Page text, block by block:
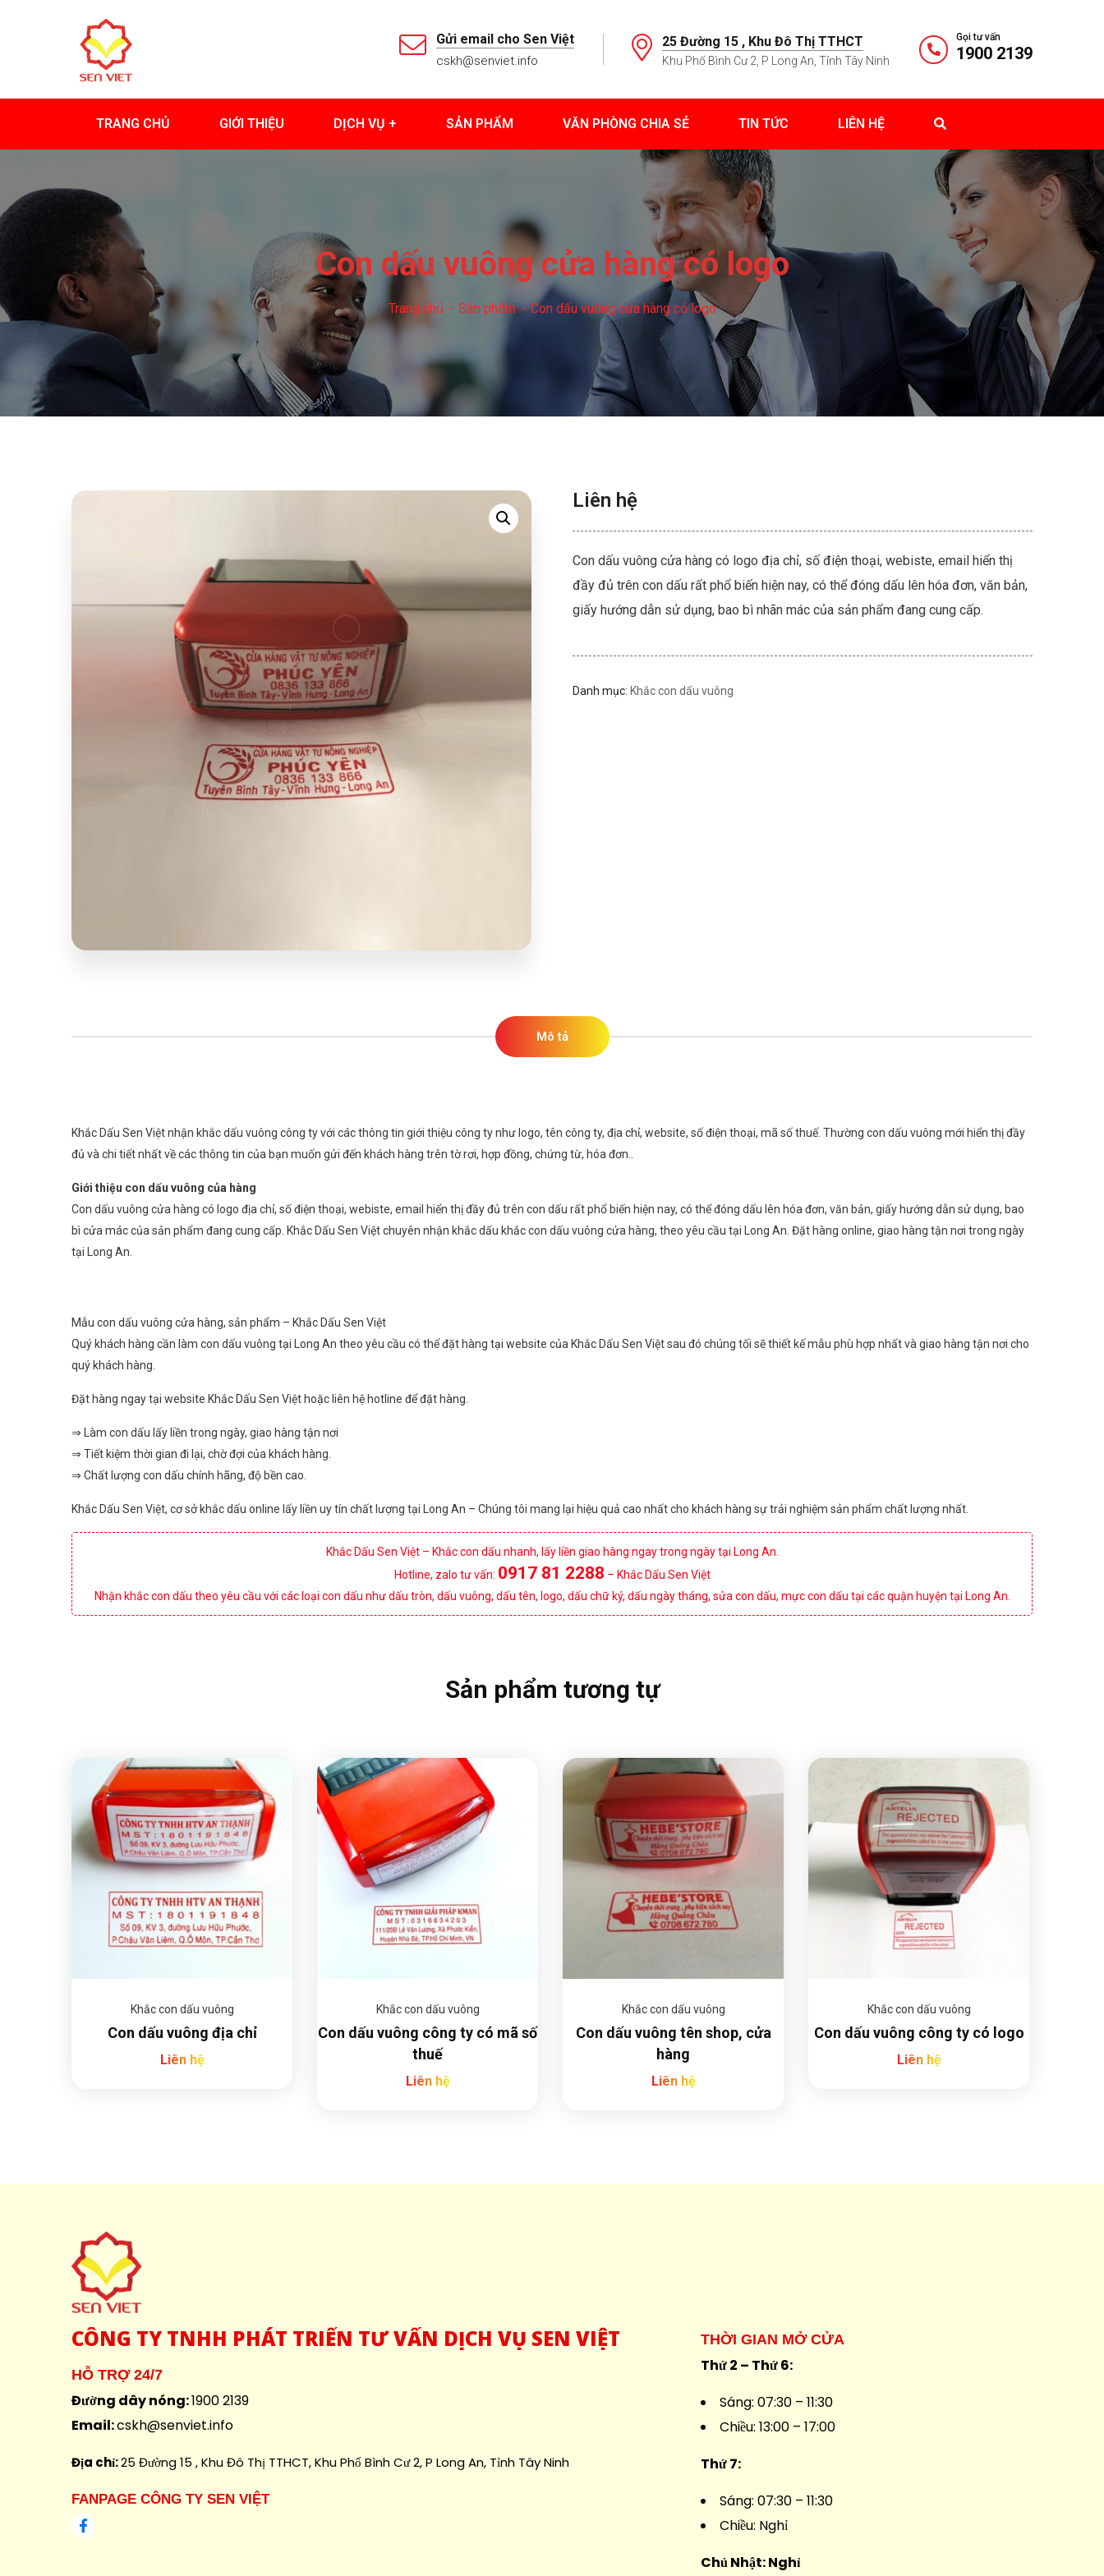
Gửi email cho Sen Việt
cskh@senviet.info
25 Đường 15 , Khu Đô Thị TTHCT
Khu Phố Bình Cư 2, P Long An, Tỉnh Tây Ninh
Gọi tư vấn
1900 2139
TRANG CHỦ GIỚI THIỆU DỊCH VỤ SẢN PHẨM VĂN PHÒNG CHIA SẺ TIN TỨC LIÊN HỆ
Con dấu vuông cửa hàng có logo
Trang chủ Sản phẩm Con dấu vuông cửa hàng có logo
Liên hệ
Con dấu vuông cửa hàng có logo địa chỉ, số điện thoại, webiste, email hiển thị
đầy đủ trên con dấu rất phổ biến hiện nay, có thể đóng dấu lên hóa đơn, văn bản,
giấy hướng dẫn sử dụng, bao bì nhãn mác của sản phẩm đang cung cấp.
Danh mục: Khắc con dấu vuông
Mô tả
Khắc Dấu Sen Việt nhận khắc dấu vuông công ty với các thông tin giới thiệu công ty như logo, tên công ty, địa chỉ, website, số điện thoại, mã số thuế. Thường con dấu vuông mới hiển thị đầy
đủ và chi tiết nhất về các thông tin của bạn muốn gửi đến khách hàng trên tờ rơi, hợp đồng, chứng từ, hóa đơn..
Giới thiệu con dấu vuông của hàng
Con dấu vuông cửa hàng có logo địa chỉ, số điện thoại, webiste, email hiển thị đầy đủ trên con dấu rất phổ biến hiện nay, có thể đóng dấu lên hóa đơn, văn bản, giấy hướng dẫn sử dụng, bao
bì cửa mác của sản phẩm đang cung cấp. Khắc Dấu Sen Việt chuyên nhận khắc dấu khắc con dấu vuông cửa hàng, theo yêu cầu tại Long An. Đặt hàng online, giao hàng tận nơi trong ngày
tại Long An.
Mẫu con dấu vuông cửa hàng, sản phẩm – Khắc Dấu Sen Việt
Quý khách hàng cần làm con dấu vuông tại Long An theo yêu cầu có thể đặt hàng tại website của Khắc Dấu Sen Việt sau đó chúng tối sẽ thiết kế mẫu phù hợp nhất và giao hàng tận nơi cho
quý khách hàng.
Đặt hàng ngay tại website Khắc Dấu Sen Việt hoặc liên hệ hotline để đặt hàng.
⇒ Làm con dấu lấy liền trong ngày, giao hàng tận nơi
⇒ Tiết kiệm thời gian đi lại, chờ đợi của khách hàng.
⇒ Chất lượng con dấu chính hãng, độ bền cao.
Khắc Dấu Sen Việt, cơ sở khắc dấu online lấy liền uy tín chất lượng tại Long An – Chúng tôi mang lại hiệu quả cao nhất cho khách hàng sự trải nghiệm sản phẩm chất lượng nhất.
Khắc Dấu Sen Việt – Khắc con dấu nhanh, lấy liền giao hàng ngay trong ngày tại Long An.
Hotline, zalo tư vấn: 0917 81 2288 – Khắc Dấu Sen Việt
Nhận khắc con dấu theo yêu cầu với các loại con dấu như dấu tròn, dấu vuông, dấu tên, logo, dấu chữ ký, dấu ngày tháng, sửa con dấu, mực con dấu tại các quận huyện tại Long An.
Sản phẩm tương tự
Khắc con dấu vuông
Con dấu vuông địa chỉ
Liên hệ
Khắc con dấu vuông
Con dấu vuông công ty có mã số
thuế
Liên hệ
Khắc con dấu vuông
Con dấu vuông tên shop, cửa
hàng
Liên hệ
Khắc con dấu vuông
Con dấu vuông công ty có logo
Liên hệ
CÔNG TY TNHH PHÁT TRIỂN TƯ VẤN DỊCH VỤ SEN VIỆT
HỖ TRỢ 24/7
Đường dây nóng:1900 2139
Email:cskh@senviet.info
Địa chỉ:25 Đường 15 , Khu Đô Thị TTHCT, Khu Phố Bình Cư 2, P Long An, Tỉnh Tây Ninh
FANPAGE CÔNG TY SEN VIỆT
THỜI GIAN MỞ CỬA
Thứ 2 – Thứ 6:
Sáng: 07:30 – 11:30
Chiều: 13:00 – 17:00
Thứ 7:
Sáng: 07:30 – 11:30
Chiều: Nghỉ
Chủ Nhật: Nghỉ